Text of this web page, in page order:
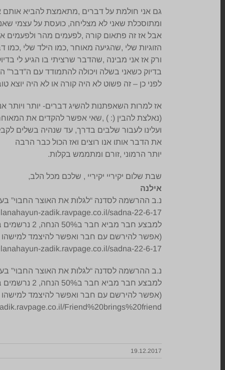
גם אני חולמת על דברים ,מתאמצת להביא אותם
ומתוסכלת שאני לא מצליחה, כועסת על עצמי
אבל אז זה פתאום קורה ,לפעמים מהר ולפעמים
הזוגיות שלי ,שהגיעה מאוחר ,כמו הילד שלי ,כמו
ורק אז אני מבינה ,שהדבר שרציתי בו הגיע לי
בדיוק כשאני בשלה ויכולה להתמודד עם ה”דבר”
לפני כן – זה פשוט לא היה קורה או לא היה יוצא
אז למרות השאפתנות להשיג דברים- יותר ויותר
(נאלצת להבין (: ) ,שאי אפשר להקדים את
ועלינו לעבור שלבים בדרך, עד שנהיה בשלים
את הדבר אותו אנו רוצים ואז הכול כבר הרבה
יותר הרמוני ,זורם ומתממש בקלות.
שבת שלום יקיריי יקיריי , שלכם מכל הלב,
אילנה
נ.ב ההרשמה לסדנה “לגלות את האוצר החבוי”
zadik.ravpage.co.il/sadna-22-6-17
למבצע חבר מביא חבר ב50% הנחה, 2 נרשמים בכרטיס אחד
(אפשר להירשם עם חבר ואפשר להיצמד למישהו
zadik.ravpage.co.il/sadna-22-6-17
נ.ב ההרשמה לסדנה “לגלות את האוצר החבוי”
למבצע חבר מביא חבר ב50% הנחה, 2 נרשמים בכרטיס אחד
(אפשר להירשם עם חבר ואפשר להיצמד למישהו
Friend%20brings%20friend
19.12.2017